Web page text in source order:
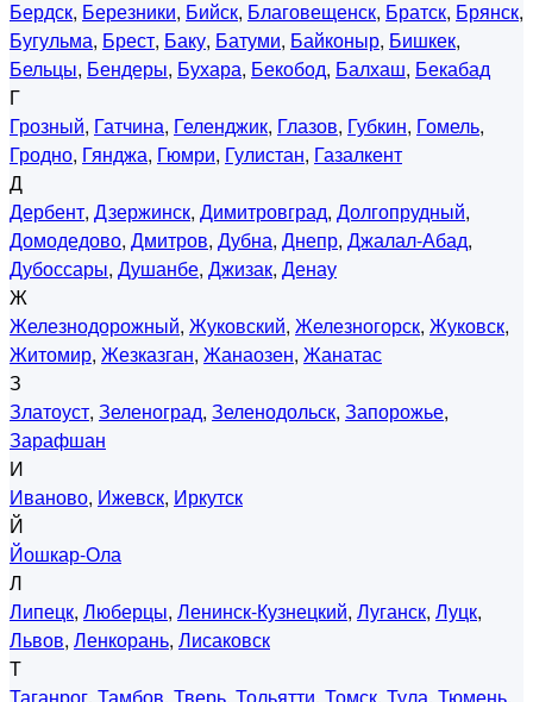
Бердск, Березники, Бийск, Благовещенск, Братск, Брянск,
Бугульма, Брест, Баку, Батуми, Байконыр, Бишкек,
Бельцы, Бендеры, Бухара, Бекобод, Балхаш, Бекабад
Г
Грозный, Гатчина, Геленджик, Глазов, Губкин, Гомель,
Гродно, Гянджа, Гюмри, Гулистан, Газалкент
Д
Дербент, Дзержинск, Димитровград, Долгопрудный,
Домодедово, Дмитров, Дубна, Днепр, Джалал-Абад,
Дубоссары, Душанбе, Джизак, Денау
Ж
Железнодорожный, Жуковский, Железногорск, Жуковск,
Житомир, Жезказган, Жанаозен, Жанатас
З
Златоуст, Зеленоград, Зеленодольск, Запорожье,
Зарафшан
И
Иваново, Ижевск, Иркутск
Й
Йошкар-Ола
Л
Липецк, Люберцы, Ленинск-Кузнецкий, Луганск, Луцк,
Львов, Ленкорань, Лисаковск
Т